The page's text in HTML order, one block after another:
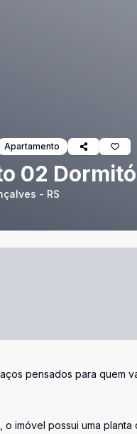
Apartamento
02
- RS
pensados para quem
o imóvel possui uma